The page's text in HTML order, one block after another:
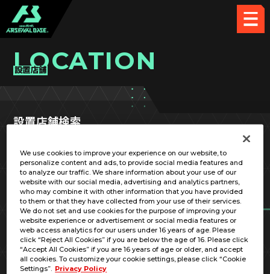
LOCATION
設置店舗
設置店舗検索
都道府県 市区町村
SEARCH
We use cookies to improve your experience on our website, to
personalize content and ads, to provide social media features and
to analyze our traffic. We share information about your use of our
website with our social media, advertising and analytics partners,
who may combine it with other information that you have provided
to them or that they have collected from your use of their services.
We do not set and use cookies for the purpose of improving your
website experience or advertisement or social media features or
web access analytics for our users under 16 years of age. Please
click “Reject All Cookies” if you are below the age of 16. Please click
“Accept All Cookies” if you are 16 years of age or older, and accept
all cookies. To customize your cookie settings, please click “Cookie
Settings”. Privacy Policy